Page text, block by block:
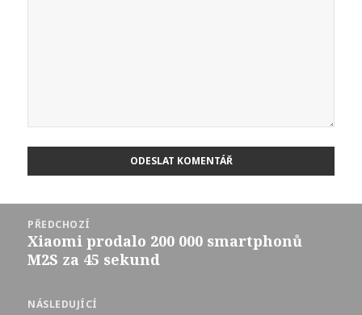
příspěvek
PŘEDCHOZÍ
Předchozí
příspěvek:
Xiaomi prodalo 200 000 smartphonů
M2S za 45 sekund
NÁSLEDUJÍCÍ